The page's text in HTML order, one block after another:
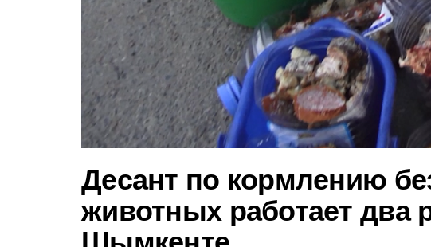
Десант по кормлению
животных работает два